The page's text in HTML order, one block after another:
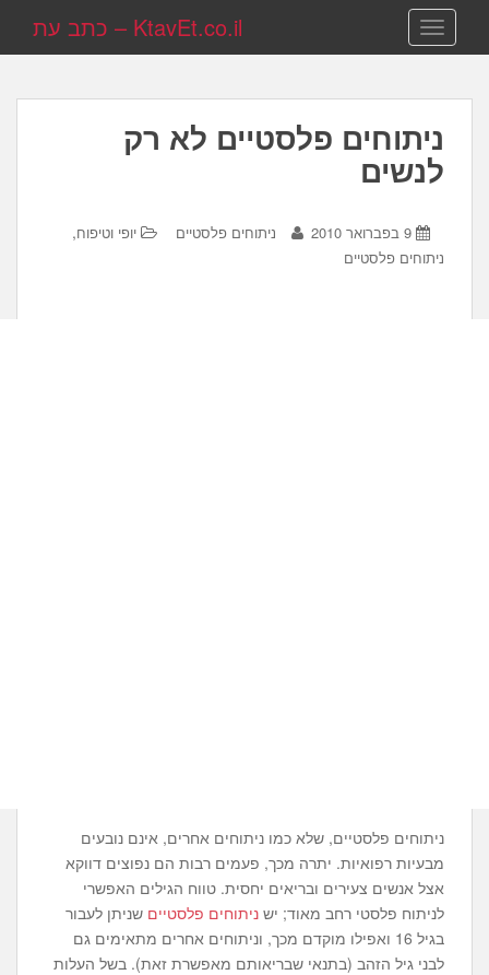
TOGGLE NAVIGATION KtavEt.co.il – כתב עת
ניתוחים פלסטיים לא רק
לנשים
9 בפברואר 2010 ניתוחים פלסטיים יופי וטיפוח,
ניתוחים פלסטיים
ניתוחים פלסטיים, שלא כמו ניתוחים אחרים, אינם נובעים
מבעיות רפואיות. יתרה מכך, פעמים רבות הם נפוצים דווקא
אצל אנשים צעירים ובריאים יחסית. טווח הגילים האפשרי
לניתוח פלסטי רחב מאוד; יש ניתוחים פלסטיים שניתן לעבור
בגיל 16 ואפילו מוקדם מכך, וניתוחים אחרים מתאימים גם
לבני גיל הזהב (בתנאי שבריאותם מאפשרת זאת). בשל העלות